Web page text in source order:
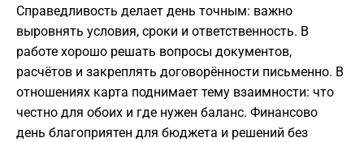
Справедливость делает день точным: важно
выровнять условия, сроки и ответственность. В
работе хорошо решать вопросы документов,
расчётов и закреплять договорённости письменно. В
отношениях карта поднимает тему взаимности: что
честно для обоих и где нужен баланс. Финансово
день благоприятен для бюджета и решений без